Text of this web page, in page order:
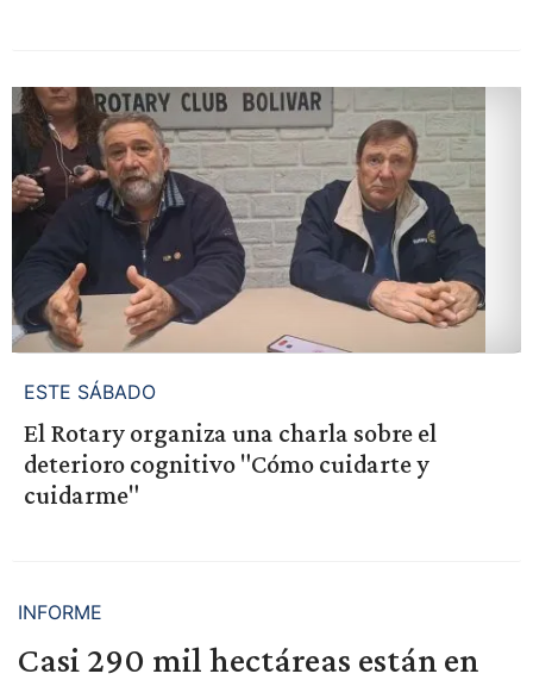
ESTE SÁBADO
El Rotary organiza una charla sobre el
deterioro cognitivo "Cómo cuidarte y
cuidarme"
INFORME
Casi 290 mil hectáreas están en